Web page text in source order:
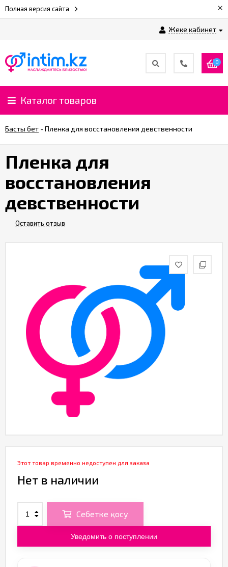
Полная версия сайта ×
Жеке кабинет
0
Каталог товаров
Басты бет -Пленка для восстановления девственности
Пленка для
восстановления
девственности
Оставить отзыв
Этот товар временно недоступен для заказа
Нет в наличии
Себетке қосу
Уведомить о поступлении